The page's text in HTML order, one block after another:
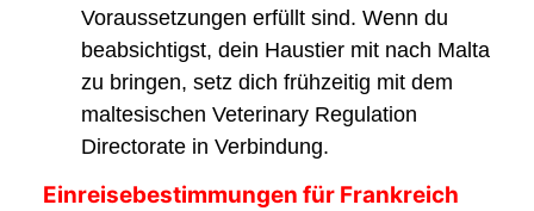
Voraussetzungen erfüllt sind. Wenn du
beabsichtigst, dein Haustier mit nach Malta
zu bringen, setz dich frühzeitig mit dem
maltesischen Veterinary Regulation
Directorate in Verbindung.
Einreisebestimmungen für Frankreich